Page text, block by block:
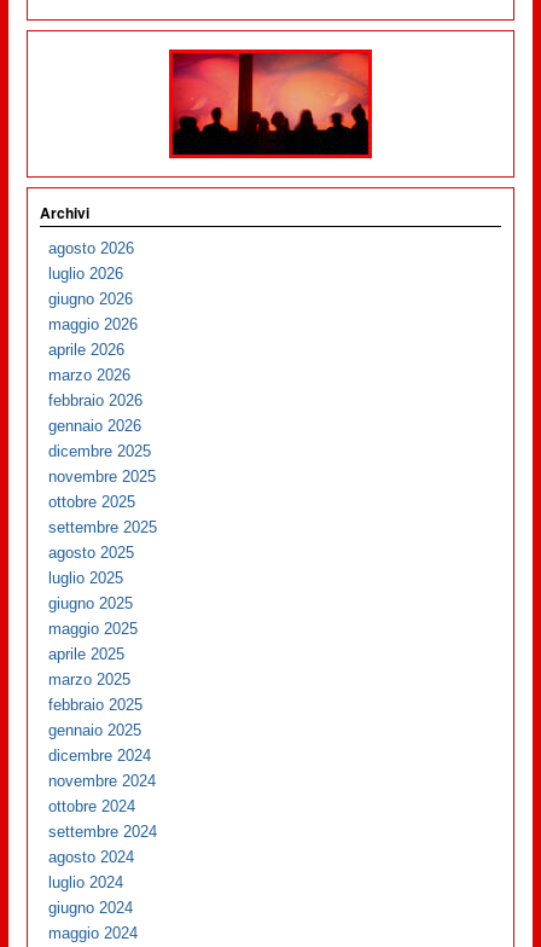
Archivi
agosto 2026
luglio 2026
giugno 2026
maggio 2026
aprile 2026
marzo 2026
febbraio 2026
gennaio 2026
dicembre 2025
novembre 2025
ottobre 2025
settembre 2025
agosto 2025
luglio 2025
giugno 2025
maggio 2025
aprile 2025
marzo 2025
febbraio 2025
gennaio 2025
dicembre 2024
novembre 2024
ottobre 2024
settembre 2024
agosto 2024
luglio 2024
giugno 2024
maggio 2024